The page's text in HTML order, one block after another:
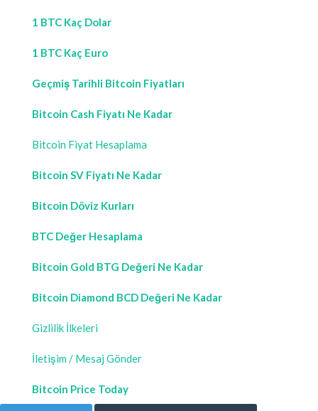
1 BTC Kaç Dolar
1 BTC Kaç Euro
Geçmiş Tarihli Bitcoin Fiyatları
Bitcoin Cash Fiyatı Ne Kadar
Bitcoin Fiyat Hesaplama
Bitcoin SV Fiyatı Ne Kadar
Bitcoin Döviz Kurları
BTC Değer Hesaplama
Bitcoin Gold BTG Değeri Ne Kadar
Bitcoin Diamond BCD Değeri Ne Kadar
Gizlilik İlkeleri
İletişim / Mesaj Gönder
Bitcoin Price Today